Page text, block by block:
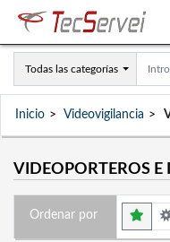
Todas las categorías
Inicio Videovigilancia
VIDEOPORTEROS
Ordenar por